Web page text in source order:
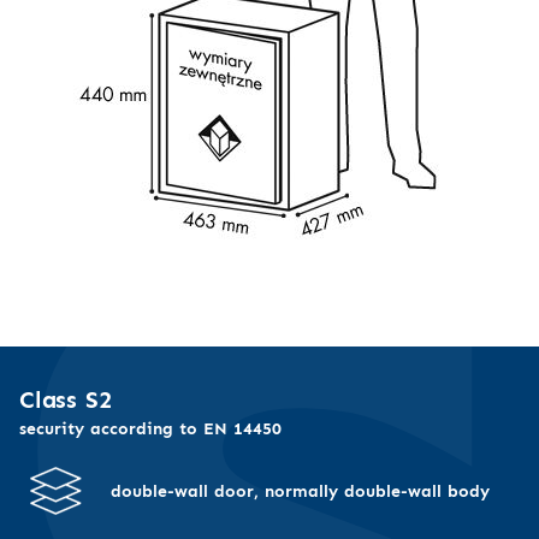
Class S2
security according to EN 14450
double-wall door, normally double-wall body